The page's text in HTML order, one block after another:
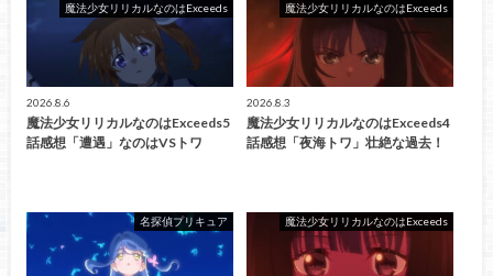
魔法少女リリカルなのはExceeds
2026.8.6
魔法少女リリカルなのはExceeds5
話感想「遭遇」なのはVSトワ
魔法少女リリカルなのはExceeds
2026.8.3
魔法少女リリカルなのはExceeds4
話感想「夜海トワ」壮絶な過去！
名探偵プリキュア 魔法少女リリカルなのはExceeds